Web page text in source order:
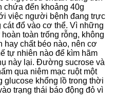
chứa đến khoảng 40g
việc người bệnh đang trực
đổ vào cơ thể. Vì những
toàn trống rỗng, không
hay chất béo nào, nên cơ
tự nhiên nào để kìm hãm
này lại. Đường sucrose và
qua niêm mạc ruột một
glucose khổng lồ trong thời
trạng thái báo động đỏ vì